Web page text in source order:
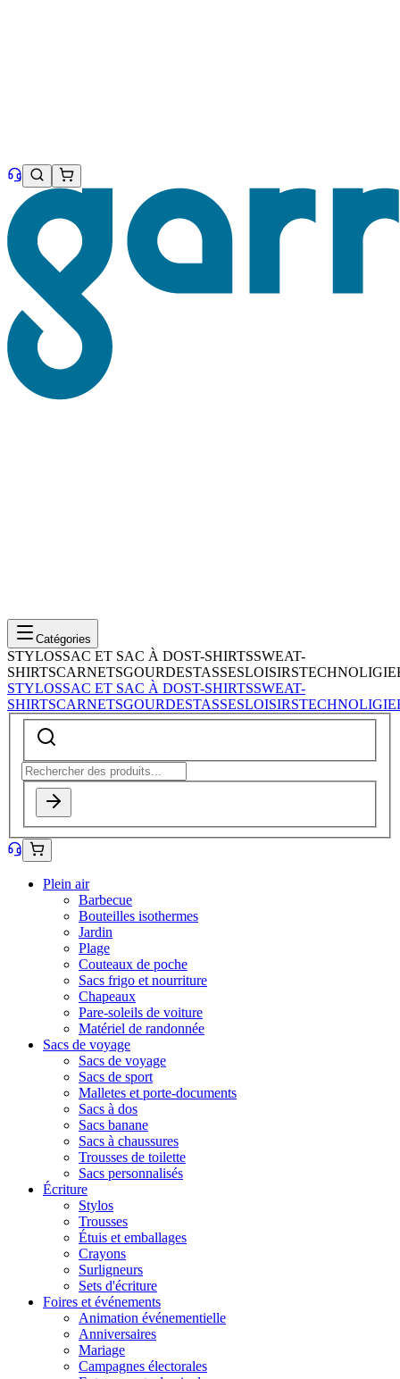
Catégories
STYLOSSAC ET SAC À DOST-SHIRTSSWEAT-
SHIRTSCARNETSGOURDESTASSESLOISIRSTECHNOLIGIE
STYLOSSAC ET SAC À DOST-SHIRTSSWEAT-
SHIRTSCARNETSGOURDESTASSESLOISIRSTECHNOLIGIE
Plein air
Barbecue
Bouteilles isothermes
Jardin
Plage
Couteaux de poche
Sacs frigo et nourriture
Chapeaux
Pare-soleils de voiture
Matériel de randonnée
Sacs de voyage
Sacs de voyage
Sacs de sport
Malletes et porte-documents
Sacs à dos
Sacs banane
Sacs à chaussures
Trousses de toilette
Sacs personnalisés
Écriture
Stylos
Trousses
Étuis et emballages
Crayons
Surligneurs
Sets d'écriture
Foires et événements
Animation événementielle
Anniversaires
Mariage
Campagnes électorales